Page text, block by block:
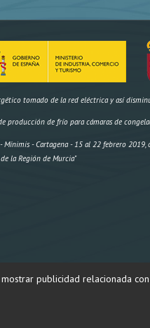
tomado de la red eléctrica y así
producción de frío para cámaras de
Mínimis - Cartagena - 15 al 22 febrero
la Región de Murcia"
Total 78.259,95€" Proyecto cofinanciado
publicidad relacionada